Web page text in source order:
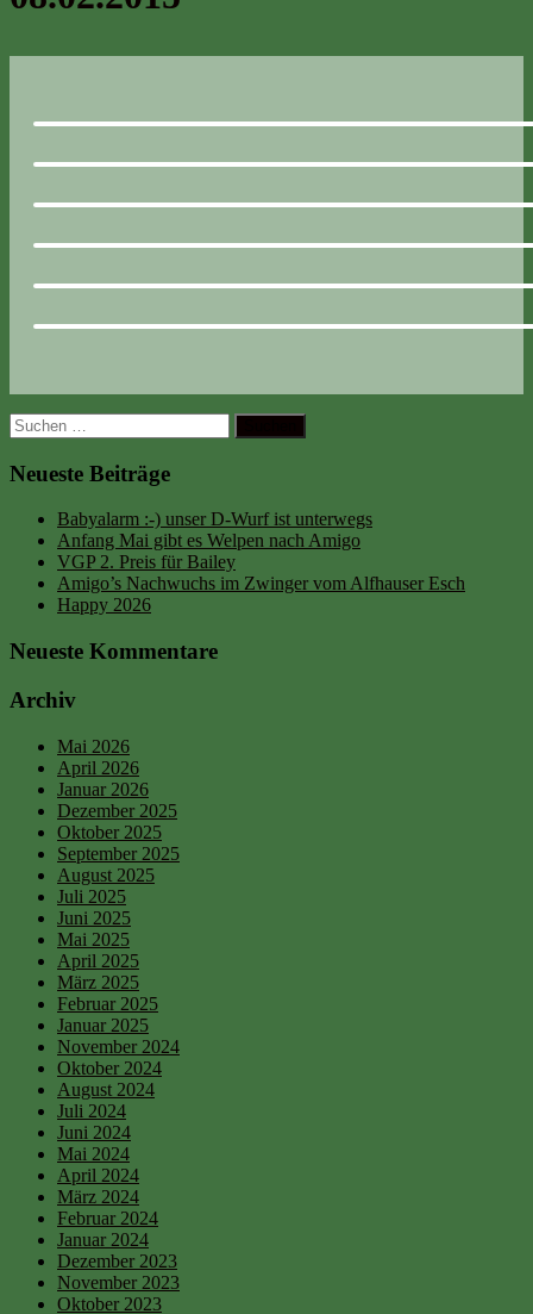
Suchen
nach:
Neueste Beiträge
Babyalarm :-) unser D-Wurf ist unterwegs
Anfang Mai gibt es Welpen nach Amigo
VGP 2. Preis für Bailey
Amigo’s Nachwuchs im Zwinger vom Alfhauser Esch
Happy 2026
Neueste Kommentare
Archiv
Mai 2026
April 2026
Januar 2026
Dezember 2025
Oktober 2025
September 2025
August 2025
Juli 2025
Juni 2025
Mai 2025
April 2025
März 2025
Februar 2025
Januar 2025
November 2024
Oktober 2024
August 2024
Juli 2024
Juni 2024
Mai 2024
April 2024
März 2024
Februar 2024
Januar 2024
Dezember 2023
November 2023
Oktober 2023